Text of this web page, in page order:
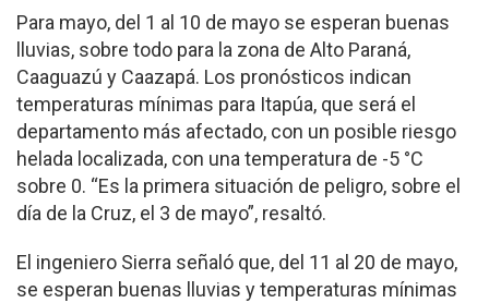
Para mayo, del 1 al 10 de mayo se esperan buenas
lluvias, sobre todo para la zona de Alto Paraná,
Caaguazú y Caazapá. Los pronósticos indican
temperaturas mínimas para Itapúa, que será el
departamento más afectado, con un posible riesgo
helada localizada, con una temperatura de -5 °C
sobre 0. “Es la primera situación de peligro, sobre el
día de la Cruz, el 3 de mayo”, resaltó.
El ingeniero Sierra señaló que, del 11 al 20 de mayo,
se esperan buenas lluvias y temperaturas mínimas